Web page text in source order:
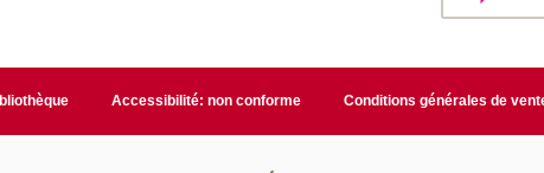
Accessibilité: non conforme Conditions générales de